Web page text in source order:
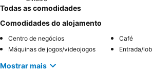
Todas as comodidades
Comodidades do alojamento
Centro de negócios
Café
Máquinas de jogos/videojogos
Entrada/
Mostrar mais